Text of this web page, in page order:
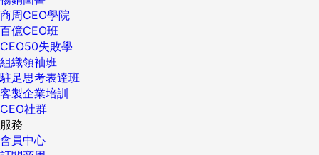
商周CEO學院
百億CEO班
CEO50失敗學
組織領袖班
駐足思考表達班
客製企業培訓
CEO社群
服務
會員中心